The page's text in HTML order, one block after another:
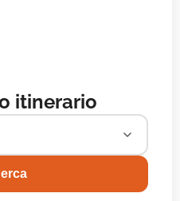
itinerario